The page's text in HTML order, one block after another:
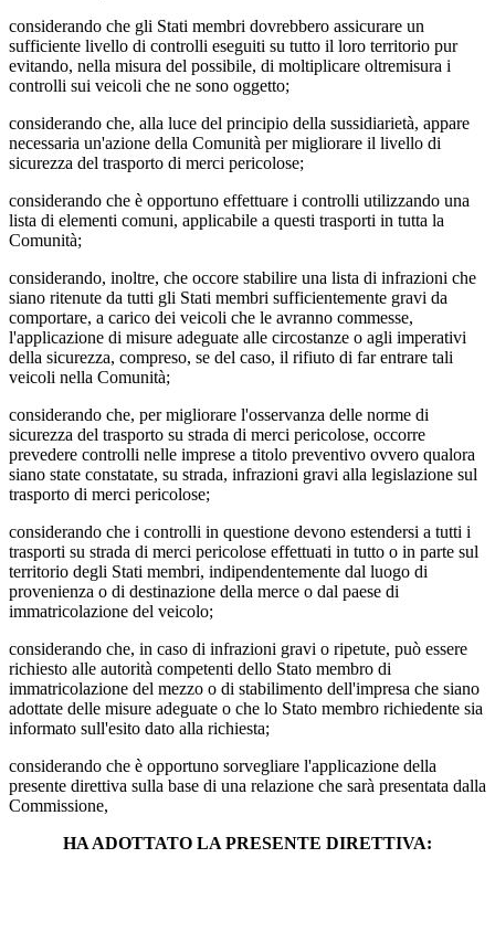
considerando che gli Stati membri dovrebbero assicurare un
sufficiente livello di controlli eseguiti su tutto il loro territorio pur
evitando, nella misura del possibile, di moltiplicare oltremisura i
controlli sui veicoli che ne sono oggetto;
considerando che, alla luce del principio della sussidiarietà, appare
necessaria un'azione della Comunità per migliorare il livello di
sicurezza del trasporto di merci pericolose;
considerando che è opportuno effettuare i controlli utilizzando una
lista di elementi comuni, applicabile a questi trasporti in tutta la
Comunità;
considerando, inoltre, che occore stabilire una lista di infrazioni che
siano ritenute da tutti gli Stati membri sufficientemente gravi da
comportare, a carico dei veicoli che le avranno commesse,
l'applicazione di misure adeguate alle circostanze o agli imperativi
della sicurezza, compreso, se del caso, il rifiuto di far entrare tali
veicoli nella Comunità;
considerando che, per migliorare l'osservanza delle norme di
sicurezza del trasporto su strada di merci pericolose, occorre
prevedere controlli nelle imprese a titolo preventivo ovvero qualora
siano state constatate, su strada, infrazioni gravi alla legislazione sul
trasporto di merci pericolose;
considerando che i controlli in questione devono estendersi a tutti i
trasporti su strada di merci pericolose effettuati in tutto o in parte sul
territorio degli Stati membri, indipendentemente dal luogo di
provenienza o di destinazione della merce o dal paese di
immatricolazione del veicolo;
considerando che, in caso di infrazioni gravi o ripetute, può essere
richiesto alle autorità competenti dello Stato membro di
immatricolazione del mezzo o di stabilimento dell'impresa che siano
adottate delle misure adeguate o che lo Stato membro richiedente sia
informato sull'esito dato alla richiesta;
considerando che è opportuno sorvegliare l'applicazione della
presente direttiva sulla base di una relazione che sarà presentata dalla
Commissione,
HA ADOTTATO LA PRESENTE DIRETTIVA: